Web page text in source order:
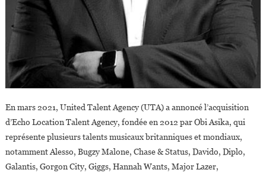
En mars 2021, United Talent Agency (UTA) a annoncé l’acquisition
d’Echo Location Talent Agency, fondée en 2012 par Obi Asika, qui
représente plusieurs talents musicaux britanniques et mondiaux,
notamment Alesso, Bugzy Malone, Chase & Status, Davido, Diplo,
Galantis, Gorgon City, Giggs, Hannah Wants, Major Lazer,